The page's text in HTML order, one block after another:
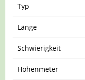
Typ
Länge
Schwierigkeit
Höhenmeter